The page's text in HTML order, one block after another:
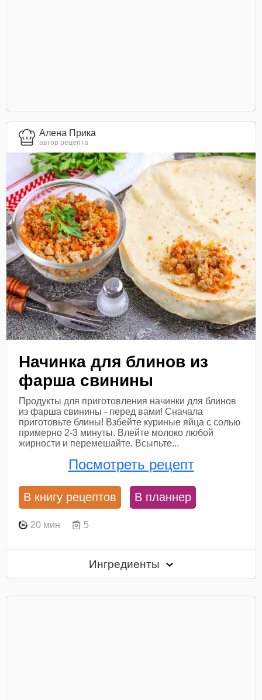
Алена Прика
автор рецепта
Начинка для блинов из
фарша свинины
Продукты для приготовления начинки для блинов
из фарша свинины - перед вами! Сначала
приготовьте блины! Взбейте куриные яйца с солью
примерно 2-3 минуты. Влейте молоко любой
жирности и перемешайте. Всыпьте...
Посмотреть рецепт
В книгу рецептов В планнер
20 мин 5
Ингредиенты